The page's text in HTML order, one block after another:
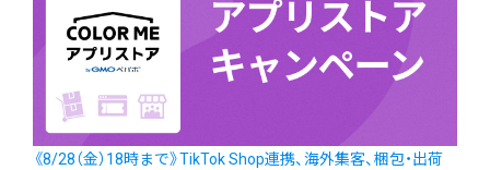
《8/28（金）18時まで》TikTok Shop連携、海外集客、梱包・出荷